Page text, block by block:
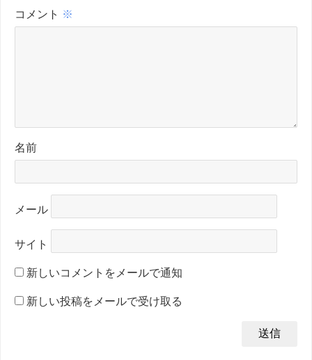
コメント ※
名前
メール
サイト
新しいコメントをメールで通知
新しい投稿をメールで受け取る